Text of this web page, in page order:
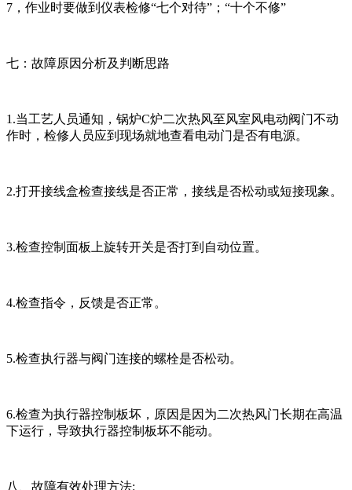
7，作业时要做到仪表检修“七个对待”；“十个不修”
七：故障原因分析及判断思路
1.当工艺人员通知，锅炉C炉二次热风至风室风电动阀门不动
作时，检修人员应到现场就地查看电动门是否有电源。
2.打开接线盒检查接线是否正常，接线是否松动或短接现象。
3.检查控制面板上旋转开关是否打到自动位置。
4.检查指令，反馈是否正常。
5.检查执行器与阀门连接的螺栓是否松动。
6.检查为执行器控制板坏，原因是因为二次热风门长期在高温
下运行，导致执行器控制板坏不能动。
八、故障有效处理方法: